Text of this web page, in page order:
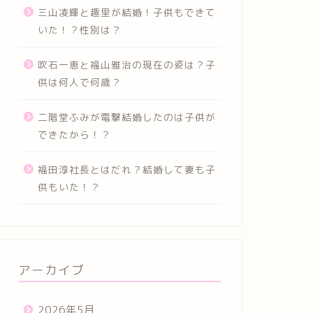
三山凌輝と趣里が結婚！子供もできて
いた！？性別は？
吹石一恵と福山雅治の現在の姿は？子
供は何人で何歳？
二階堂ふみが電撃結婚したのは子供が
できたから！？
福田淳社長とはだれ？結婚して妻も子
供もいた！？
アーカイブ
2026年5月